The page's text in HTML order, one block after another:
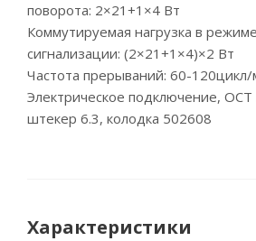
поворота: 2×21+1×4 Вт
Коммутируемая нагрузка в
сигнализации: (2×21+1×4)×2 Вт
Частота прерываний: 60-
Электрическое подключение, ОСТ
штекер 6.3, колодка 502608
Характеристики